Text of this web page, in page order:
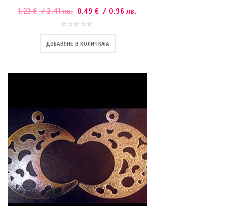
1.23€ / 2.41 лв. 0.49 € / 0.96 лв.
ДОБАВЯНЕ В КОЛИЧКАТА